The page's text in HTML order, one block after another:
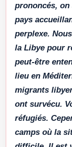
prononcés, on
pays
perplexe.
la Libye pour
peut-être
lieu en
migrants
ont survécu.
réfugiés.
camps où la